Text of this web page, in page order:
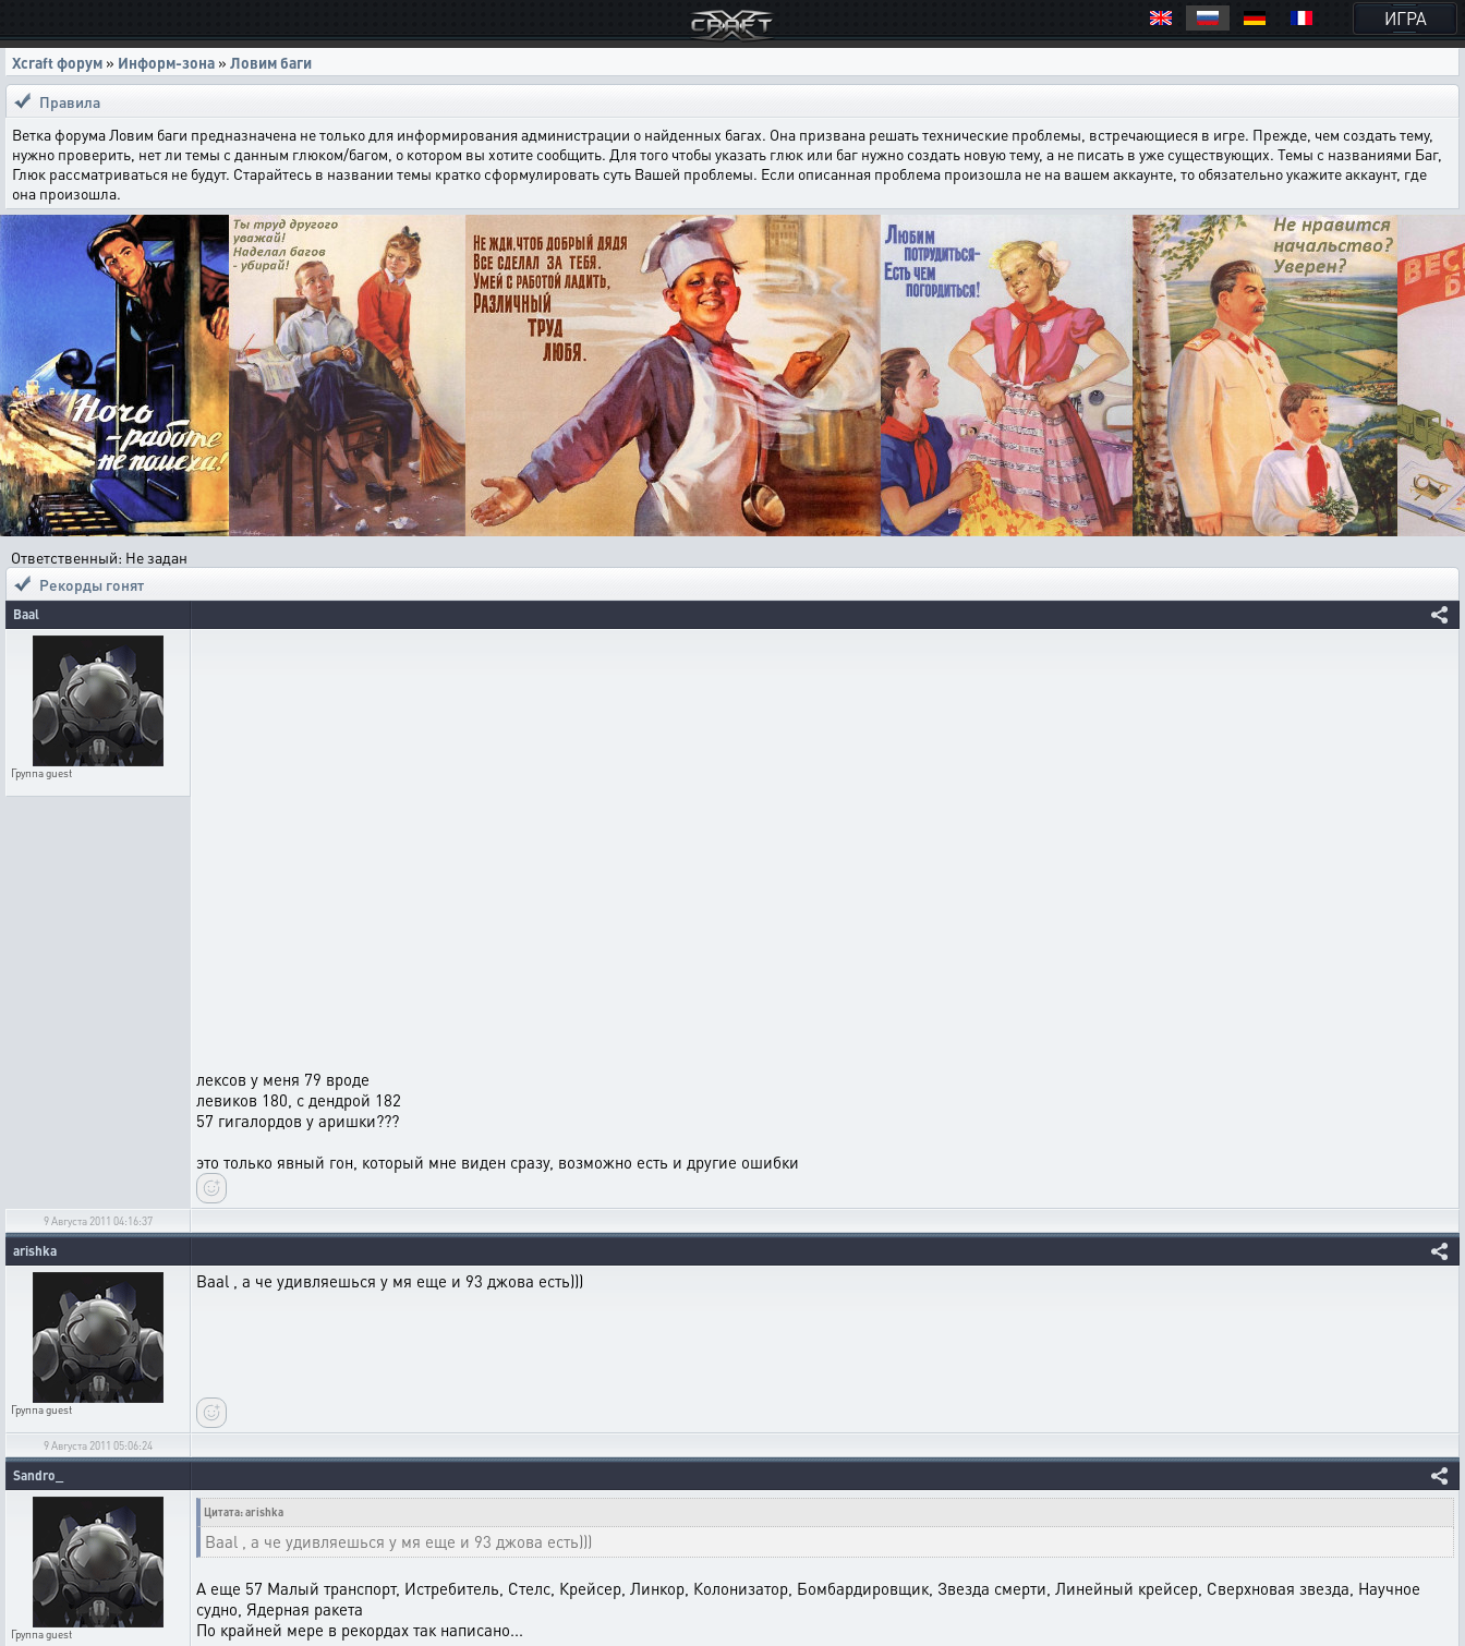
ИГРА
Xcraft форум » Информ-зона » Ловим баги
Правила
Ветка форума Ловим баги предназначена не только для информирования администрации о найденных багах. Она призвана решать технические проблемы, встречающиеся в игре. Прежде, чем создать тему,
нужно проверить, нет ли темы с данным глюком/багом, о котором вы хотите сообщить. Для того чтобы указать глюк или баг нужно создать новую тему, а не писать в уже существующих. Темы с названиями Баг,
Глюк рассматриваться не будут. Старайтесь в названии темы кратко сформулировать суть Вашей проблемы. Если описанная проблема произошла не на вашем аккаунте, то обязательно укажите аккаунт, где
она произошла.
Ответственный: Не задан
Рекорды гонят
Baal
Группаguest
лексов у меня 79 вроде
левиков 180, с дендрой 182
57 гигалордов у аришки???
это только явный гон, который мне виден сразу, возможно есть и другие ошибки
9 Августа 2011 04:16:37
arishka
Группаguest
Baal , а че удивляешься у мя еще и 93 джова есть)))
9 Августа 2011 05:06:24
Sandro_
Группаguest
Цитата: arishka
Baal , а че удивляешься у мя еще и 93 джова есть)))
А еще 57 Малый транспорт, Истребитель, Стелс, Крейсер, Линкор, Колонизатор, Бомбардировщик, Звезда смерти, Линейный крейсер, Сверхновая звезда, Научное
судно, Ядерная ракета
По крайней мере в рекордах так написано...